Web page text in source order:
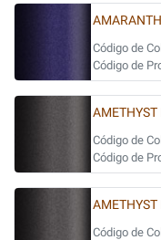
Código de
Código de
AMETHYST
Código de
Código de
AMETHYST
Código de